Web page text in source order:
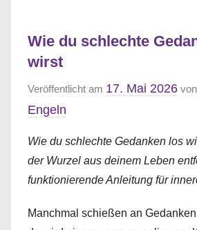
Wie du schlechte
wirst
Veröffentlicht am 17. Mai 2026 von
Engeln
Wie du schlechte Gedanken los
der Wurzel aus deinem Leben
funktionierende Anleitung für
Manchmal schießen an